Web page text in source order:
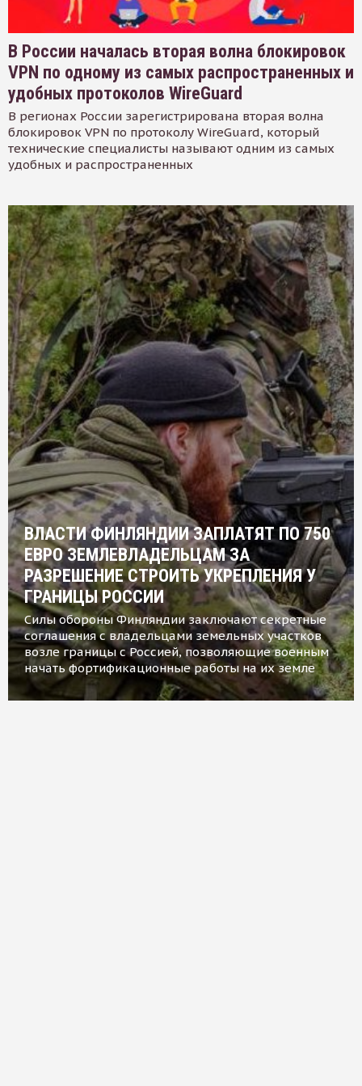
В России началась вторая волна блокировок
VPN по одному из самых распространенных и
удобных протоколов WireGuard
В регионах России зарегистрирована вторая волна
блокировок VPN по протоколу WireGuard, который
технические специалисты называют одним из самых
удобных и распространенных
ВЛАСТИ ФИНЛЯНДИИ ЗАПЛАТЯТ ПО 750
ЕВРО ЗЕМЛЕВЛАДЕЛЬЦАМ ЗА
РАЗРЕШЕНИЕ СТРОИТЬ УКРЕПЛЕНИЯ У
ГРАНИЦЫ РОССИИ
Силы обороны Финляндии заключают секретные
соглашения с владельцами земельных участков
возле границы с Россией, позволяющие военным
начать фортификационные работы на их земле